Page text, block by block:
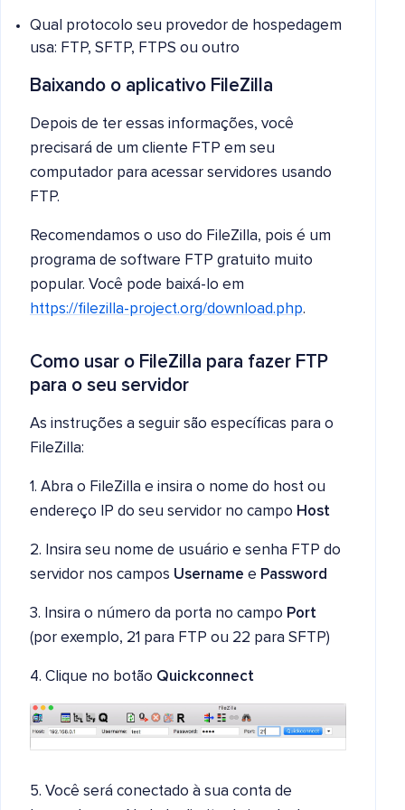
Qual protocolo seu provedor de hospedagem
usa: FTP, SFTP, FTPS ou outro
Baixando o aplicativo FileZilla
Depois de ter essas informações, você
precisará de um cliente FTP em seu
computador para acessar servidores usando
FTP.
Recomendamos o uso do FileZilla, pois é um
programa de software FTP gratuito muito
popular. Você pode baixá-lo em
https://filezilla-project.org/download.php.
Como usar o FileZilla para fazer FTP
para o seu servidor
As instruções a seguir são específicas para o
FileZilla:
1. Abra o FileZilla e insira o nome do host ou
endereço IP do seu servidor no campo Host
2. Insira seu nome de usuário e senha FTP do
servidor nos campos Username e Password
3. Insira o número da porta no campo Port
(por exemplo, 21 para FTP ou 22 para SFTP)
4. Clique no botão Quickconnect
5. Você será conectado à sua conta de